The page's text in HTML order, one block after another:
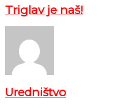
Triglav je naš!
Uredništvo